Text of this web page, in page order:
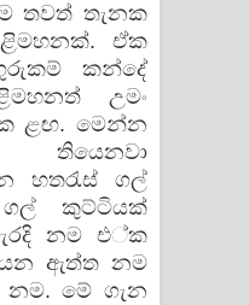
තවත් තැනක
ඒක
කන්දේ
උමං
ළඟ. මෙන්න
තියෙනවා
හතරැස් ගල්
කුට්ටියක්
නම එ්ක
ඇත්ත නම
මේ ගැන